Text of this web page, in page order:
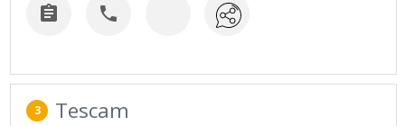
 
3 Tescam